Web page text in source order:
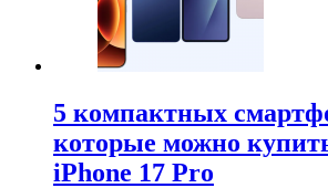
5 компактных
которые можно
iPhone 17 Pro